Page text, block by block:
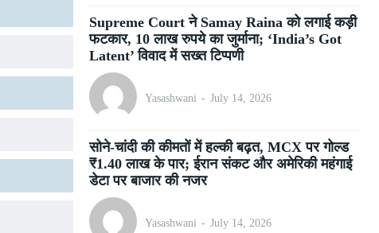
Supreme Court ने Samay Raina को लगाई कड़ी
फटकार, 10 लाख रुपये का जुर्माना; ‘India’s Got
Latent’ विवाद में सख्त टिप्पणी
Yasashwani - July 14, 2026
सोने-चांदी की कीमतों में हल्की बढ़त, MCX पर गोल्ड
₹1.40 लाख के पार; ईरान संकट और अमेरिकी महंगाई
डेटा पर बाजार की नजर
Yasashwani - July 14, 2026